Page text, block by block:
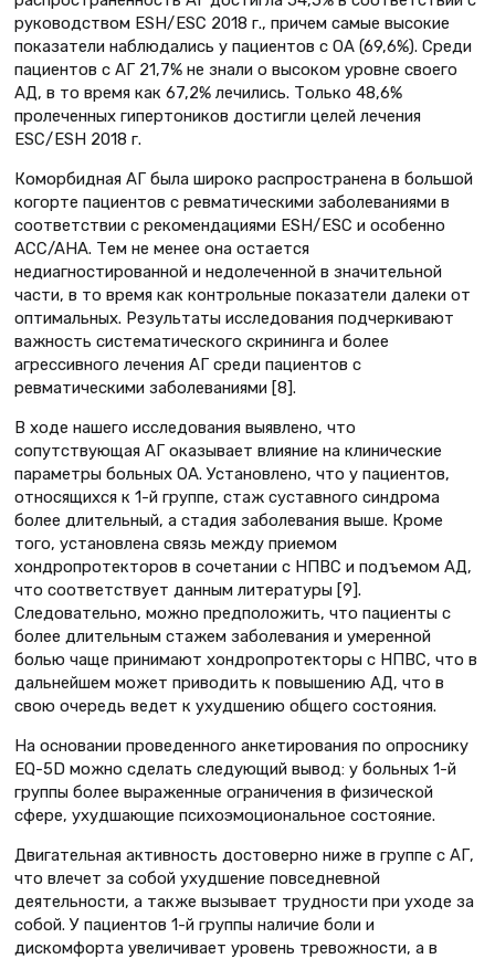
руководством ESH/ESC 2018 г., причем самые высокие
показатели наблюдались у пациентов с ОА (69,6%). Среди
пациентов с АГ 21,7% не знали о высоком уровне своего
АД, в то время как 67,2% лечились. Только 48,6%
пролеченных гипертоников достигли целей лечения
ESC/ESH 2018 г.
Коморбидная АГ была широко распространена в большой
когорте пациентов с ревматическими заболеваниями в
соответствии с рекомендациями ESH/ESC и особенно
ACC/AHA. Тем не менее она остается
недиагностированной и недолеченной в значительной
части, в то время как контрольные показатели далеки от
оптимальных. Результаты исследования подчеркивают
важность систематического скрининга и более
агрессивного лечения АГ среди пациентов с
ревматическими заболеваниями [8].
В ходе нашего исследования выявлено, что
сопутствующая АГ оказывает влияние на клинические
параметры больных ОА. Установлено, что у пациентов,
относящихся к 1-й группе, стаж суставного синдрома
более длительный, а стадия заболевания выше. Кроме
того, установлена связь между приемом
хондропротекторов в сочетании с НПВС и подъемом АД,
что соответствует данным литературы [9].
Следовательно, можно предположить, что пациенты с
более длительным стажем заболевания и умеренной
болью чаще принимают хондропротекторы с НПВС, что в
дальнейшем может приводить к повышению АД, что в
свою очередь ведет к ухудшению общего состояния.
На основании проведенного анкетирования по опроснику
EQ-5D можно сделать следующий вывод: у больных 1-й
группы более выраженные ограничения в физической
сфере, ухудшающие психоэмоциональное состояние.
Двигательная активность достоверно ниже в группе с АГ,
что влечет за собой ухудшение повседневной
деятельности, а также вызывает трудности при уходе за
собой. У пациентов 1-й группы наличие боли и
дискомфорта увеличивает уровень тревожности, а в